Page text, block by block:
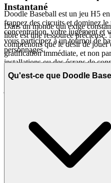
Instantané
Dans un monde qui exige
libre est une ressource
comprenons que le désir de
gratification immédiate, et non
installations ou des écrans de
construit notre plateforme de
barrière entre vous et votre
jouer se manifeste, vous êtes
notre promesse : lorsque vous
vous êtes dans le jeu en
2. Un Plaisir Honnête :
Le véritable plaisir s'épanouit
et de transparence. Nous
ressembler à une étreinte
soigneusement tendu de coûts
Doodle Baseball est un jeu H5
frappez des circuits et dominez
concentration, votre jugement et
vous participez à un tournoi de
personnages.
Qu'est-ce que Doodle